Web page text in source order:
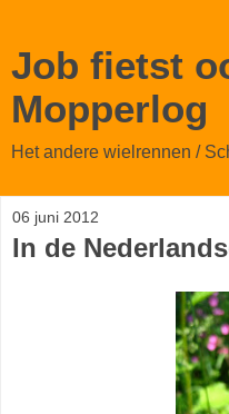
Job fietst
Mopperlog
Het andere wielrennen /
06 juni 2012
In de